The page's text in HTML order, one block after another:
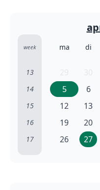
week ma di
13
14 5 6
15 12 13
16 19 20
17 26 27